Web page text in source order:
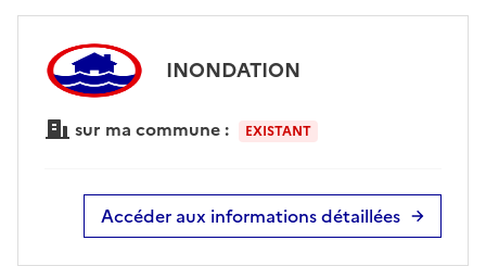
INONDATION
sur ma commune : EXISTANT
Accéder aux informations détaillées